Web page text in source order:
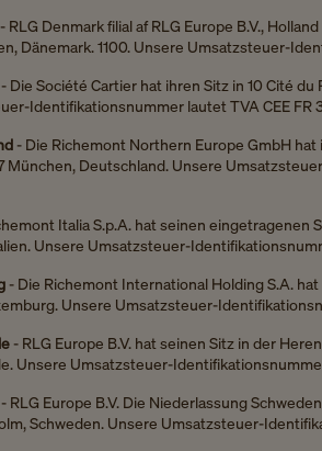
- RLG Denmark filial af RLG Europe B.V.,
Dänemark. 1100. Unsere Umsatzsteuer-
- Die Société Cartier hat ihren Sitz in 10 Cité
Identifikationsnummer lautet TVA CEE FR
- Die Richemont Northern Europe GmbH
München, Deutschland. Unsere
Italia S.p.A. hat seinen eingetragenen
Unsere Umsatzsteuer-
- Die Richemont International Holding S.A.
Unsere Umsatzsteuer-
- RLG Europe B.V. hat seinen Sitz in der
Unsere Umsatzsteuer-
- RLG Europe B.V. Die Niederlassung
Schweden. Unsere Umsatzsteuer-